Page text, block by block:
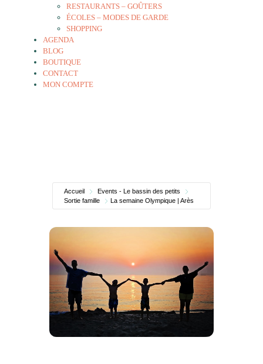
RESTAURANTS – GOÛTERS
ÉCOLES – MODES DE GARDE
SHOPPING
AGENDA
BLOG
BOUTIQUE
CONTACT
MON COMPTE
Accueil
Events - Le bassin des petits
Sortie famille
La semaine Olympique | Arès